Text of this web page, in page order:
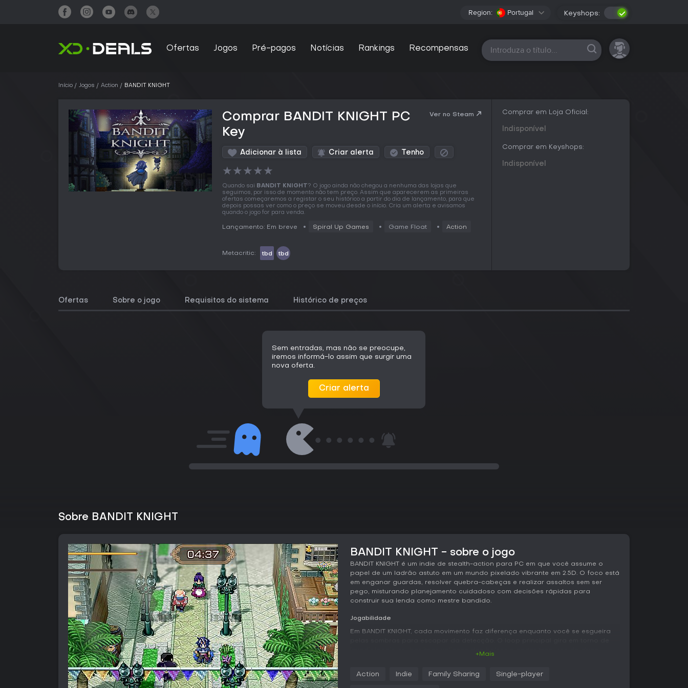
Region: Portugal Keyshops:
Ofertas Jogos Pré-pagos Notícias Rankings Recompensas Todas as plataformas
Início Jogos Action BANDIT KNIGHT
Comprar BANDIT KNIGHT PC
Key
Ver no Steam
Adicionar à lista Criar alerta Tenho
★★★★★
Quando sai BANDIT KNIGHT? O jogo ainda não chegou a nenhuma das lojas que
seguimos, por isso de momento não tem preço. Assim que aparecerem as primeiras
ofertas começaremos a registar o seu histórico a partir do dia de lançamento, para que
depois possas ver como o preço se moveu desde o início. Cria um alerta e avisamos
quando o jogo for para venda.
Lançamento: Em breve Spiral Up Games Game Float Action
Metacritic: tbd tbd
Comprar em Loja Oficial:
Indisponível
Comprar em Keyshops:
Indisponível
Ofertas Sobre o jogo Requisitos do sistema Histórico de preços
Sem entradas, mas não se preocupe,
iremos informá-lo assim que surgir uma
nova oferta.
Criar alerta
Sobre BANDIT KNIGHT
BANDIT KNIGHT - sobre o jogo
BANDIT KNIGHT é um indie de stealth-action para PC em que você assume o
papel de um ladrão astuto em um mundo pixelado vibrante em 2.5D. O foco está
em enganar guardas, resolver quebra-cabeças e realizar assaltos sem ser
pego, misturando planejamento cuidadoso com decisões rápidas para
construir sua lenda como mestre bandido.
Jogabilidade
Em BANDIT KNIGHT, cada movimento faz diferença enquanto você se esgueira
Um erro só leva ao fracasso imediato, forçando você a planejar com
+Mais
Action Indie Family Sharing Single-player